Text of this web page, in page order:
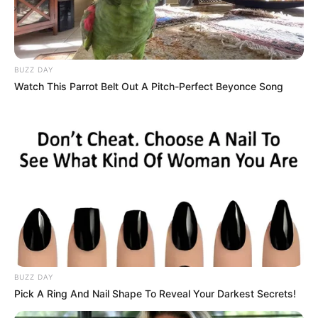
ΓΕΙΑ ΣΑΣ….ΚΑΛΩΣ ΗΛΘΑΤΕ ΣΤΗΝ ΙΣΤΟΣΕΛΙΔΑ...
BUZZ DAY
Watch This Parrot Belt Out A Pitch-Perfect Beyonce Song
BUZZ DAY
Pick A Ring And Nail Shape To Reveal Your Darkest Secrets!